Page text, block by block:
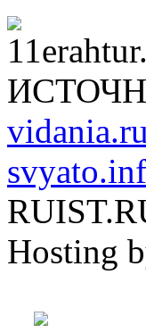
vidania.ru
Hosting